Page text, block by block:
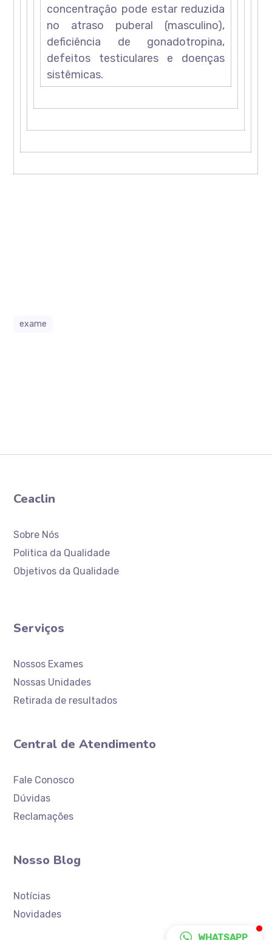
concentração pode estar reduzida
no atraso puberal (masculino),
deficiência de gonadotropina,
defeitos testiculares e doenças
sistêmicas.
exame
Ceaclin
Sobre Nós
Politica da Qualidade
Objetivos da Qualidade
WHATSAPP
Serviços
Nossos Exames
Nossas Unidades
Retirada de resultados
Central de Atendimento
Fale Conosco
Dúvidas
Reclamações
Nosso Blog
Notícias
Novidades